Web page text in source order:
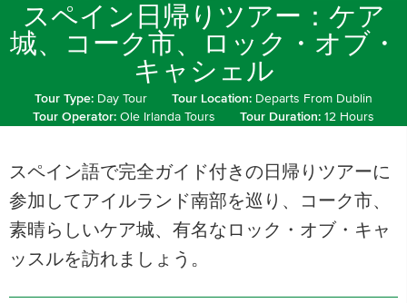
スペイン日帰りツアー：ケア
城、コーク市、ロック・オブ・
キャシェル
Tour Type: Day Tour Tour Location: Departs From Dublin
Tour Operator:Ole Irlanda Tours Tour Duration: 12 Hours
スペイン語で完全ガイド付きの日帰りツアーに
参加してアイルランド南部を巡り、コーク市、
素晴らしいケア城、有名なロック・オブ・キャ
ッスルを訪れましょう。